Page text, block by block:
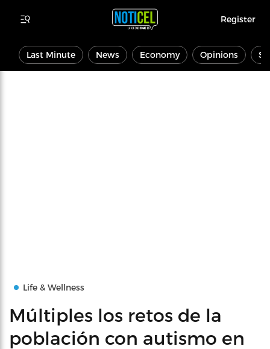
Register
Last Minute News Economy Opinions
Life & Wellness
Múltiples los retos de la
población con autismo en